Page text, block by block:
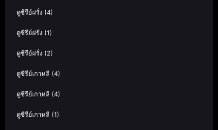
ดูซีรีย์ฝรั่ง (4)
ดูซีรีย์ฝรั่ง (1)
ดูซีรีย์ฝรั่ง (2)
ดูซีรีย์เกาหลี (4)
ดูซีรีย์เกาหลี (4)
ดูซีรีย์เกาหลี (1)